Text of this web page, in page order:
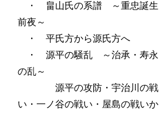
・
畠山氏の系譜 ～重忠誕生
前夜～
・ 平氏方から源氏方へ
・ 源平の騒乱 ～治承・寿永
の乱～
源平の攻防・宇治川の戦
い・一ノ谷の戦い・屋島の戦いか